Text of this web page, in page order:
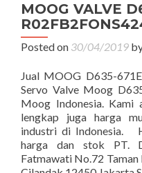
MOOG VALVE
Posted on 30/04/2019
Jual MOOG D635-
Servo Valve Moog
Moog Indonesia. Kami
lengkap juga harga
industri di Indonesia.
harga dan stok PT.
Fatmawati No.72